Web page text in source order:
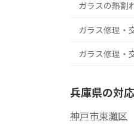
ガラスの熱割
ガラス修理・
ガラス修理・
兵庫県の対
神戸市東灘区